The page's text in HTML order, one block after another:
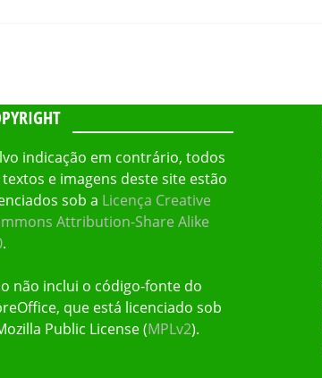
indicação em contrário, todos
textos e imagens deste site estão
sob a Licença Creative
Attribution-Share Alike
.
não inclui o código-fonte do
que está licenciado sob
Public License (MPLv2).